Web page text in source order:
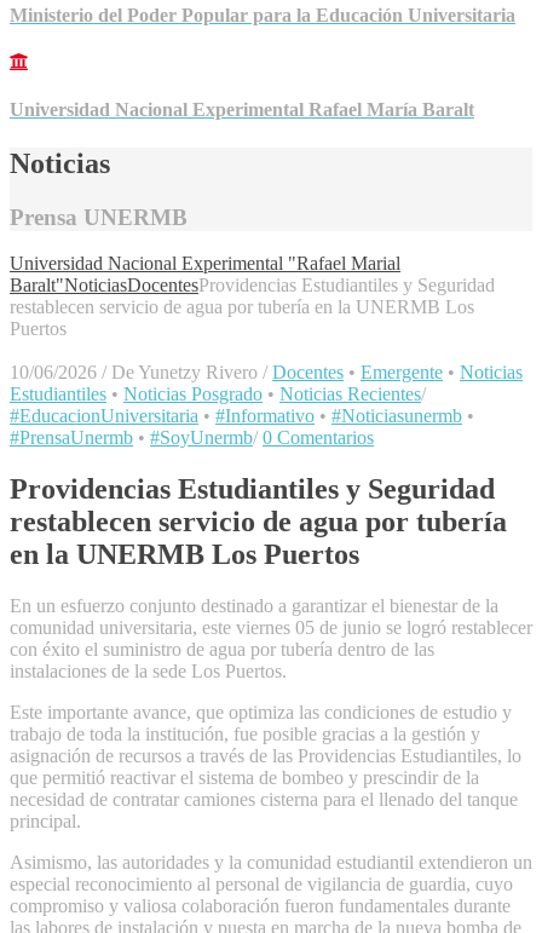
Ministerio del Poder Popular para la Educación Universitaria
Universidad Nacional Experimental Rafael María Baralt
Noticias
Prensa UNERMB
Universidad Nacional Experimental "Rafael Marial
Baralt"NoticiasDocentesProvidencias Estudiantiles y Seguridad
restablecen servicio de agua por tubería en la UNERMB Los
Puertos
10/06/2026 / De Yunetzy Rivero / Docentes • Emergente • Noticias
Estudiantiles • Noticias Posgrado • Noticias Recientes/
#EducacionUniversitaria • #Informativo • #Noticiasunermb •
#PrensaUnermb • #SoyUnermb/ 0 Comentarios
Providencias Estudiantiles y Seguridad
restablecen servicio de agua por tubería
en la UNERMB Los Puertos
En un esfuerzo conjunto destinado a garantizar el bienestar de la
comunidad universitaria, este viernes 05 de junio se logró restablecer
con éxito el suministro de agua por tubería dentro de las
instalaciones de la sede Los Puertos.
​Este importante avance, que optimiza las condiciones de estudio y
trabajo de toda la institución, fue posible gracias a la gestión y
asignación de recursos a través de las Providencias Estudiantiles, lo
que permitió reactivar el sistema de bombeo y prescindir de la
necesidad de contratar camiones cisterna para el llenado del tanque
principal.
​Asimismo, las autoridades y la comunidad estudiantil extendieron un
especial reconocimiento al personal de vigilancia de guardia, cuyo
compromiso y valiosa colaboración fueron fundamentales durante
las labores de instalación y puesta en marcha de la nueva bomba de